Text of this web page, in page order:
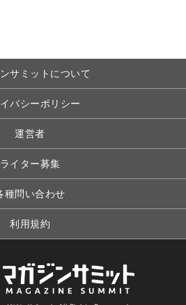
サミットについて
バシーポリシー
運営者
ライター募集
種問い合わせ
利用規約